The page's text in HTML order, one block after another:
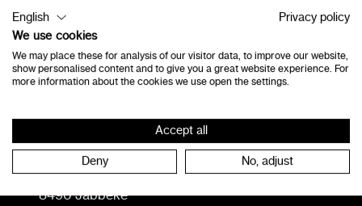
Vlamingveld 8
8490 Jabbeke
English
Privacy policy
We use cookies
We may place these for analysis of our visitor data, to improve our website,
show personalised content and to give you a great website experience. For
more information about the cookies we use open the settings.
Accept all
Deny No, adjust